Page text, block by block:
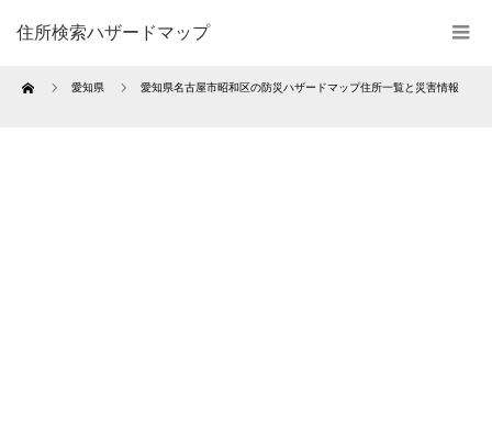
住所検索ハザードマップ
Home 愛知県 愛知県名古屋市昭和区の防災ハザードマップ住所一覧と災害情報